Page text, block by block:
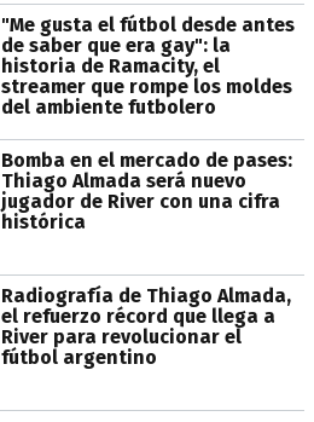
"Me gusta el fútbol desde antes
de saber que era gay": la
historia de Ramacity, el
streamer que rompe los moldes
del ambiente futbolero
Bomba en el mercado de pases:
Thiago Almada será nuevo
jugador de River con una cifra
histórica
Radiografía de Thiago Almada,
el refuerzo récord que llega a
River para revolucionar el
fútbol argentino